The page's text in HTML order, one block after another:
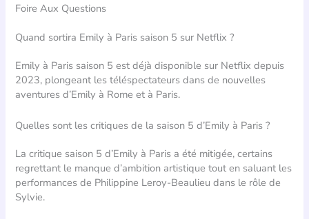
Foire Aux Questions
Quand sortira Emily à Paris saison 5 sur Netflix ?
Emily à Paris saison 5 est déjà disponible sur Netflix depuis
2023, plongeant les téléspectateurs dans de nouvelles
aventures d’Emily à Rome et à Paris.
Quelles sont les critiques de la saison 5 d’Emily à Paris ?
La critique saison 5 d’Emily à Paris a été mitigée, certains
regrettant le manque d’ambition artistique tout en saluant les
performances de Philippine Leroy-Beaulieu dans le rôle de
Sylvie.